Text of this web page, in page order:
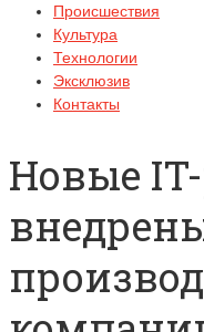
Происшествия
Культура
Технологии
Эксклюзив
Контакты
Новые